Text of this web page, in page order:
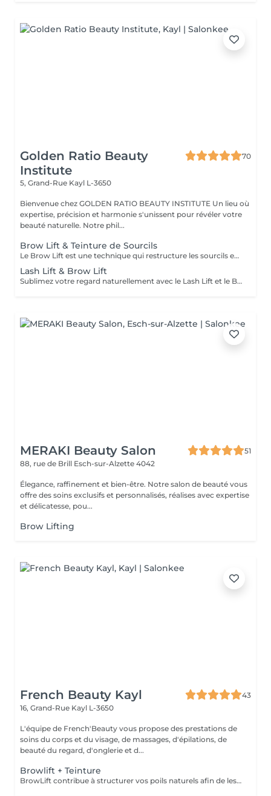
Golden Ratio Beauty
Institute
70
5, Grand-Rue Kayl L-3650
Bienvenue chez GOLDEN RATIO BEAUTY INSTITUTE Un lieu où
expertise, précision et harmonie s'unissent pour révéler votre
beauté naturelle. Notre phil...
Brow Lift & Teinture de Sourcils
Le Brow Lift est une technique qui restructure les sourcils en redressant les poils vers le haut pour un effet fourni, soigné et naturellement lifté. Combiné à la teinture, il intensifie la couleur et redéfinit la ligne. Résultat : des sourcils disciplinés, plus denses et parfaitement dessinés. Tenue : 4 à 6 semaines selon la repousse. Idéal pour : un regard structuré, sans maquillage. Des sourcils élégants et expressifs, en toute simplicité.
Lash Lift & Brow Lift
Sublimez votre regard naturellement avec le Lash Lift et le Brow Lift : deux soins complémentaires pour un effet soigné, frais et élégant. Lash Lift : recourbe les cils dès la racine pour un effet allongeant sans mascara. Brow Lift : restructure les sourcils pour un look fourni, discipliné et lifté. Option teinture incluse pour intensifier couleur et définition. Tenue : 4 à 8 semaines. Résultat : un regard ouvert, structuré et naturel sans maquillage quotidien.
MERAKI Beauty Salon
51
88, rue de Brill Esch-sur-Alzette 4042
Élegance, raffinement et bien-être. Notre salon de beauté vous
offre des soins exclusifs et personnalisés, réalises avec expertise
et délicatesse, pou...
Brow Lifting
French Beauty Kayl
43
16, Grand-Rue Kayl L-3650
L'équipe de French'Beauty vous propose des prestations de
soins du corps et du visage, de massages, d'épilations, de
beauté du regard, d'onglerie et d...
Browlift + Teinture
BrowLift contribue à structurer vos poils naturels afin de les discipliner et les assouplir une teinture et un soin sont appliqués.